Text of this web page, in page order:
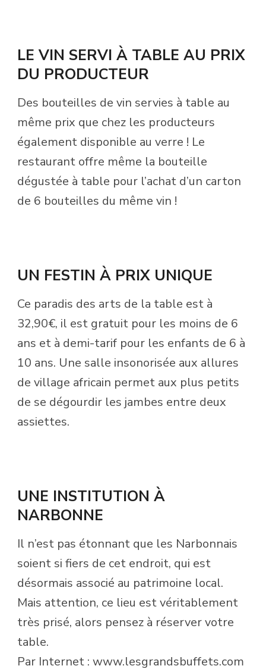
LE VIN SERVI À TABLE AU PRIX
DU PRODUCTEUR
Des bouteilles de vin servies à table au
même prix que chez les producteurs
également disponible au verre ! Le
restaurant offre même la bouteille
dégustée à table pour l’achat d’un carton
de 6 bouteilles du même vin !
UN FESTIN À PRIX UNIQUE
Ce paradis des arts de la table est à
32,90€, il est gratuit pour les moins de 6
ans et à demi-tarif pour les enfants de 6 à
10 ans. Une salle insonorisée aux allures
de village africain permet aux plus petits
de se dégourdir les jambes entre deux
assiettes.
UNE INSTITUTION À
NARBONNE
Il n’est pas étonnant que les Narbonnais
soient si fiers de cet endroit, qui est
désormais associé au patrimoine local.
Mais attention, ce lieu est véritablement
très prisé, alors pensez à réserver votre
table.
Par Internet : www.lesgrandsbuffets.com